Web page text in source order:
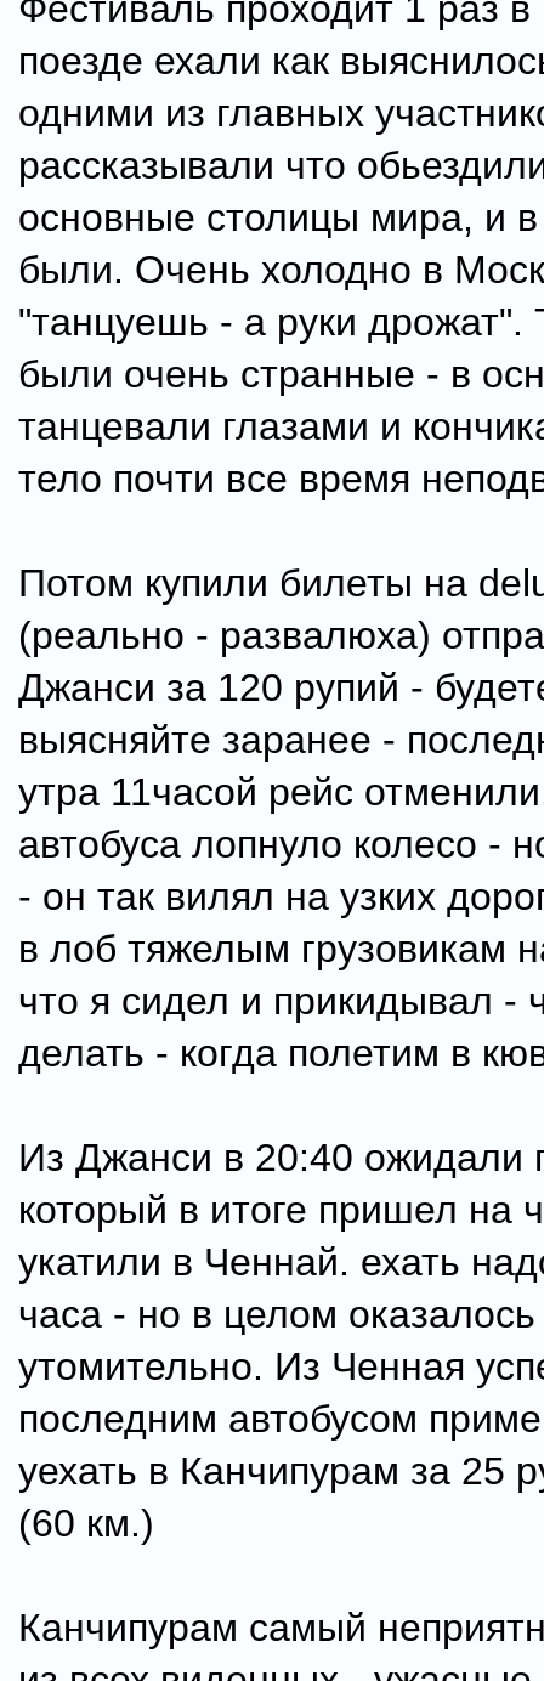
поезде ехали как
одними из главных
рассказывали что
основные столицы мира, и
были. Очень холодно в
"танцуешь - а руки дрожат".
были очень странные - в
танцевали глазами и
тело почти все время
Потом купили билеты на
(реально - развалюха)
Джанси за 120 рупий -
выясняйте заранее -
утра 11часой рейс
автобуса лопнуло колесо -
- он так вилял на узких
в лоб тяжелым грузовикам
что я сидел и прикидывал -
делать - когда полетим в
Из Джанси в 20:40 ожидали
который в итоге пришел на
укатили в Ченнай. ехать
часа - но в целом
утомительно. Из Ченная
последним автобусом
уехать в Канчипурам за 25
(60 км.)
Канчипурам самый